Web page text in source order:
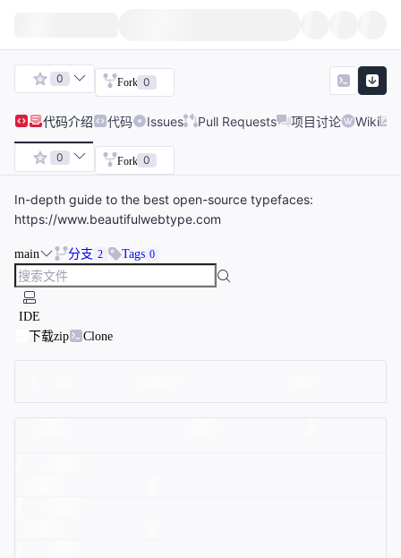
0 Fork 0
代码介绍 代码 Issues Pull Requests 项目讨论 Wiki
0 Fork 0
In-depth guide to the best open-source typefaces:
https://www.beautifulwebtype.com
main 分支 2 Tags 0
IDE
下载zip
Clone